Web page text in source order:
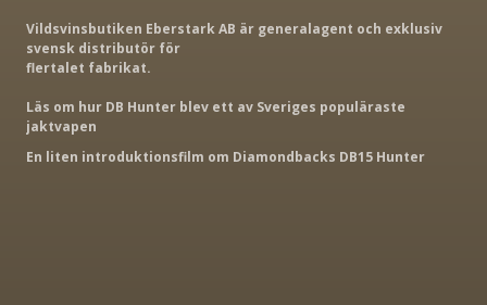
Vildsvinsbutiken Eberstark AB är generalagent och exklusiv
svensk distributör för
flertalet fabrikat.
Läs om hur DB Hunter blev ett av Sveriges populäraste
jaktvapen
En liten introduktionsfilm om Diamondbacks DB15 Hunter